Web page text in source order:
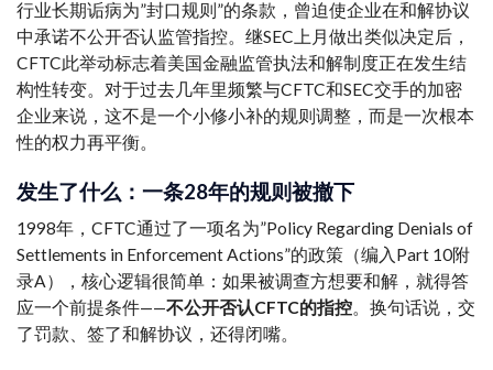
行业长期诟病为”封口规则”的条款，曾迫使企业在和解协议
中承诺不公开否认监管指控。继SEC上月做出类似决定后，
CFTC此举动标志着美国金融监管执法和解制度正在发生结
构性转变。对于过去几年里频繁与CFTC和SEC交手的加密
企业来说，这不是一个小修小补的规则调整，而是一次根本
性的权力再平衡。
发生了什么：一条28年的规则被撤下
1998年，CFTC通过了一项名为”Policy Regarding Denials of
Settlements in Enforcement Actions”的政策（编入Part 10附
录A），核心逻辑很简单：如果被调查方想要和解，就得答
应一个前提条件——不公开否认CFTC的指控。换句话说，交
了罚款、签了和解协议，还得闭嘴。